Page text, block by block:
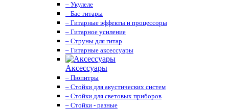
– Укулеле
– Бас-гитары
– Гитарные эффекты и процессоры
– Гитарное усиление
– Струны для гитар
– Гитарные аксессуары
Аксессуары
– Пюпитры
– Стойки для акустических систем
– Стойки для световых приборов
– Стойки - разные